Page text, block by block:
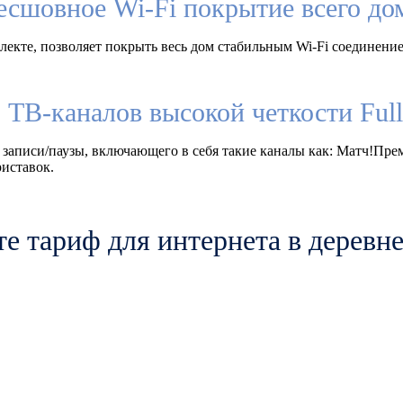
Wi-Fi покрытие всего
позволяет покрыть весь дом стабильным Wi-Fi
ТВ-каналов высокой четкости
паузы, включающего в себя такие каналы как:
тариф для интернета в